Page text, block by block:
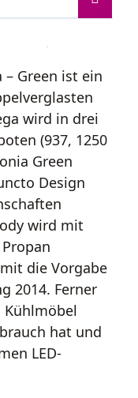
Green ist ein
wird in drei
(937, 1250
Green
Design
wird mit
die Vorgabe
2014. Ferner
Kühlmöbel
hat und
LED-